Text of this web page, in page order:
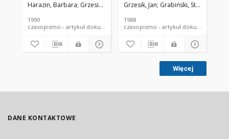
Harazin, Barbara Grzesik, Jan Pawlas, Krystyna Kozak, Asja
1990
czasopismo - artykuł dokument piśmienniczy
to noise
Grzesik, Jan Grabiński, Stanisław
1988
czasopismo - artykuł
Więcej
DANE KONTAKTOWE